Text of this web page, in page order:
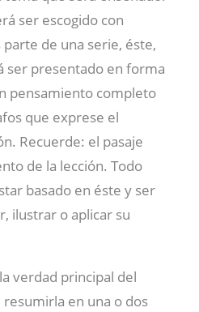
ser escogido con
de una serie, éste,
ser presentado en forma
pensamiento completo
que exprese el
Recuerde: el pasaje
de la lección. Todo
basado en éste y ser
ilustrar o aplicar su
verdad principal del
en una o dos